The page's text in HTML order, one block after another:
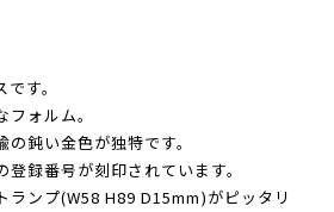
す。
ォルム。
鈍い金色が独特です。
録番号が刻印されています。
ランプ(W58 H89 D15mm)がピッタリ